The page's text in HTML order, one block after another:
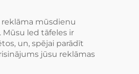
reklāma mūsdienu
Mūsu led tāfeles ir
un, spējai parādīt
jūsu reklāmas